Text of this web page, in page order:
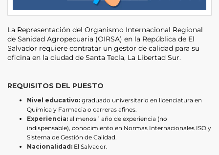
La Representación del Organismo Internacional Regional
de Sanidad Agropecuaria (OIRSA) en la República de El
Salvador requiere contratar un gestor de calidad para su
oficina en la ciudad de Santa Tecla, La Libertad Sur.
REQUISITOS DEL PUESTO
Nivel educativo: graduado universitario en licenciatura en
Química y Farmacia o carreras afines.
Experiencia: al menos 1 año de experiencia (no
indispensable), conocimiento en Normas Internacionales ISO y
Sistema de Gestión de Calidad.
Nacionalidad: El Salvador.